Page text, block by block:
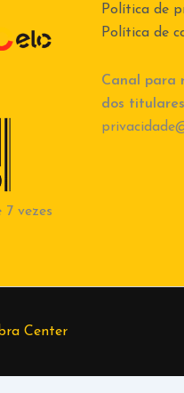
vezes
Política de
Política de
Canal para
dos
Center